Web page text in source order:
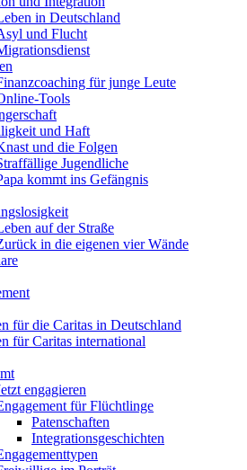
in Deutschland
und Flucht
für junge Leute
Tools
und Haft
und die Folgen
Jugendliche
kommt ins Gefängnis
auf der Straße
in die eigenen vier Wände
für die Caritas in Deutschland
für Caritas international
engagieren
für Flüchtlinge
Patenschaften
Integrationsgeschichten